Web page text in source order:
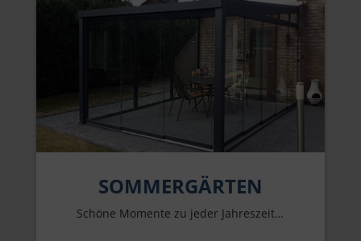
SOMMERGÄRTEN
Schöne Momente zu jeder Jahreszeit…